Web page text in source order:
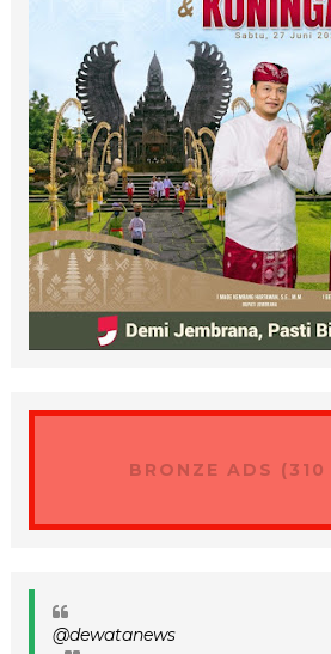
BRONZE ADS
@dewatanews